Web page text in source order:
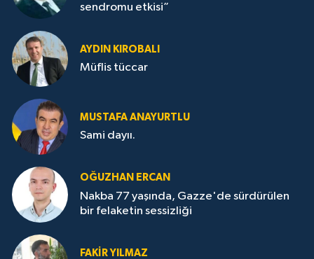
sendromu etkisi”
AYDIN KIROBALI
Müflis tüccar
MUSTAFA ANAYURTLU
Sami dayıı.
OĞUZHAN ERCAN
Nakba 77 yaşında, Gazze'de sürdürülen
bir felaketin sessizliği
FAKİR YILMAZ